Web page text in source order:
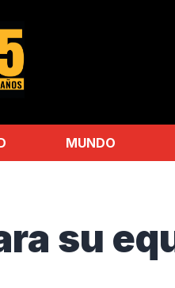
MUNDO
su